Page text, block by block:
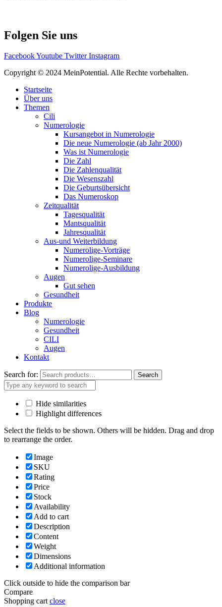
Folgen Sie uns
FacebookYoutube Twitter Instagram
Copyright © 2024 MeinPotential. Alle Rechte vorbehalten.
Startseite
Über uns
Themen
Cili
Numerologie
Kursangebot in Numerologie
Die neue Numerologie (ab Jahr 2000)
Was ist Numerologie
Die Zahl
Die Zahlenqualität
Die Wesenszahl
Die Geburtsübersicht
Das Numeroskop
Zeitqualität
Tagesqualität
Mantsqualität
Jahresqualität
Aus-und Weiterbildung
Numerolige-Vorträge
Numerolige-Seminare
Numerolige-Ausbildung
Augen
Gut sehen
Gesundheit
Produkte
Blog
Numerologie
Gesundheit
CILI
Augen
Kontakt
Search for: Search
Hide similarities
Highlight differences
Select the fields to be shown. Others will be hidden. Drag and drop
to rearrange the order.
Image
SKU
Rating
Price
Stock
Availability
Add to cart
Description
Content
Weight
Dimensions
Additional information
Click outside to hide the comparison bar
Compare
Shopping cart close